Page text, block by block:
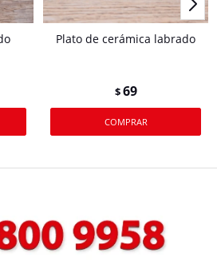
Plato de cerámica labrado
$69